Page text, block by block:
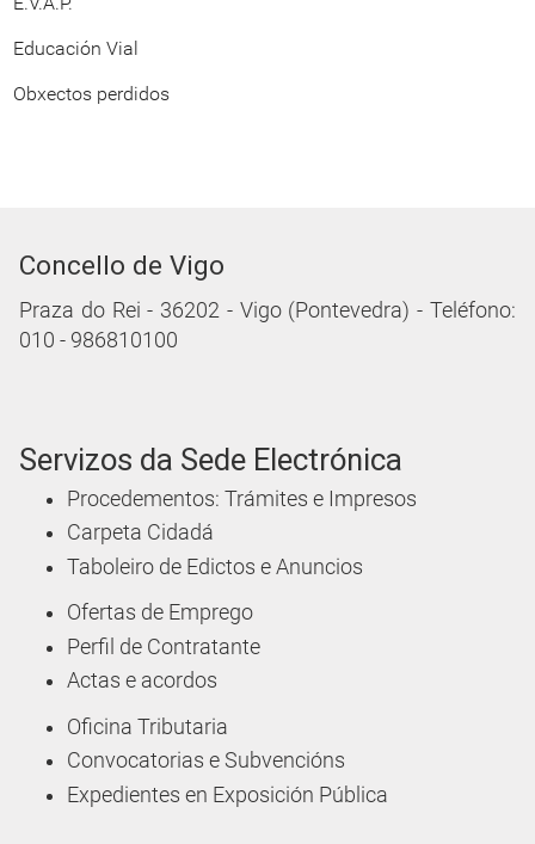
Servizos cidade > Policía Local
da Policía Local
Solicitude / Autoliquidación de
Informe de Accidente de
Partes de Servizo da Policía Local
con Desplazamento da
Correspondente Patrulla
Solicitude / Autoliquidación de
sen desplazamento da
correspondente patrulla
Cargando recomendacións